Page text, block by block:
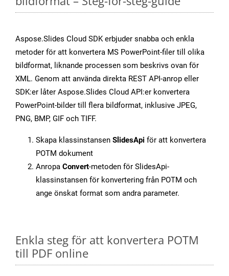
Aspose.Slides Cloud SDK erbjuder snabba och enkla
metoder för att konvertera MS PowerPoint-filer till olika
bildformat, liknande processen som beskrivs ovan för
XML. Genom att använda direkta REST API-anrop eller
SDK:er låter Aspose.Slides Cloud API:er konvertera
PowerPoint-bilder till flera bildformat, inklusive JPEG,
PNG, BMP, GIF och TIFF.
Skapa klassinstansen SlidesApi för att konvertera
POTM dokument
Anropa Convert-metoden för SlidesApi-
klassinstansen för konvertering från POTM och
ange önskat format som andra parameter.
Enkla steg för att konvertera POTM
till PDF online